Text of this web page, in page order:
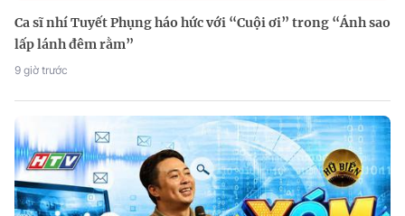
Ca sĩ nhí Tuyết Phụng háo hức với “Cuội ơi” trong “Ánh sao
lấp lánh đêm rằm”
9 giờ trước